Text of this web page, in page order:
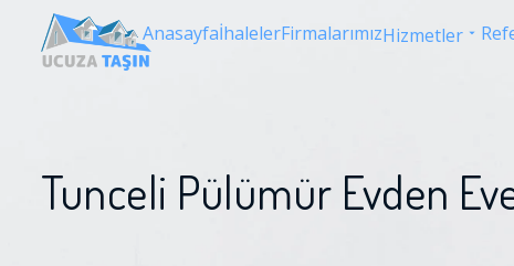
AnasayfaİhalelerFirmalarımızHizmetler
Tunceli Pülümür Evden